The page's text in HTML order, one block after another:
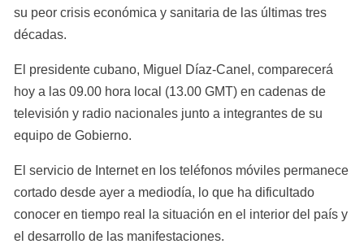
su peor crisis económica y sanitaria de las últimas tres
décadas.
El presidente cubano, Miguel Díaz-Canel, comparecerá
hoy a las 09.00 hora local (13.00 GMT) en cadenas de
televisión y radio nacionales junto a integrantes de su
equipo de Gobierno.
El servicio de Internet en los teléfonos móviles permanece
cortado desde ayer a mediodía, lo que ha dificultado
conocer en tiempo real la situación en el interior del país y
el desarrollo de las manifestaciones.